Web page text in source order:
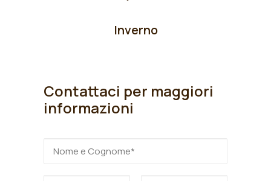
Inverno
Contattaci per maggiori
informazioni